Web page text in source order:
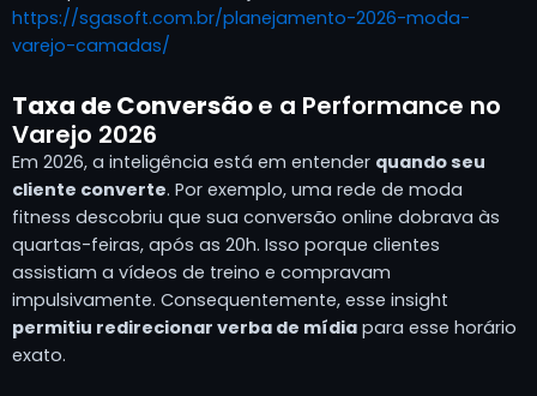
https://sgasoft.com.br/planejamento-2026-moda-
varejo-camadas/
Taxa de Conversãoe a Performance no
Varejo 2026
Em 2026, a inteligência está em entender quando seu
cliente converte. Por exemplo, uma rede de moda
fitness descobriu que sua conversão online dobrava às
quartas-feiras, após as 20h. Isso porque clientes
assistiam a vídeos de treino e compravam
impulsivamente. Consequentemente, esse insight
permitiu redirecionar verba de mídia para esse horário
exato.